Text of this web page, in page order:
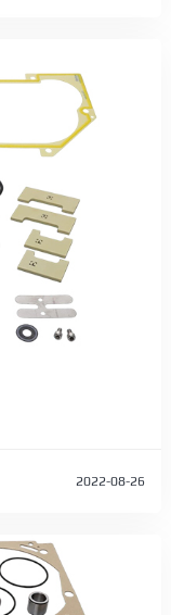
2022-08-26